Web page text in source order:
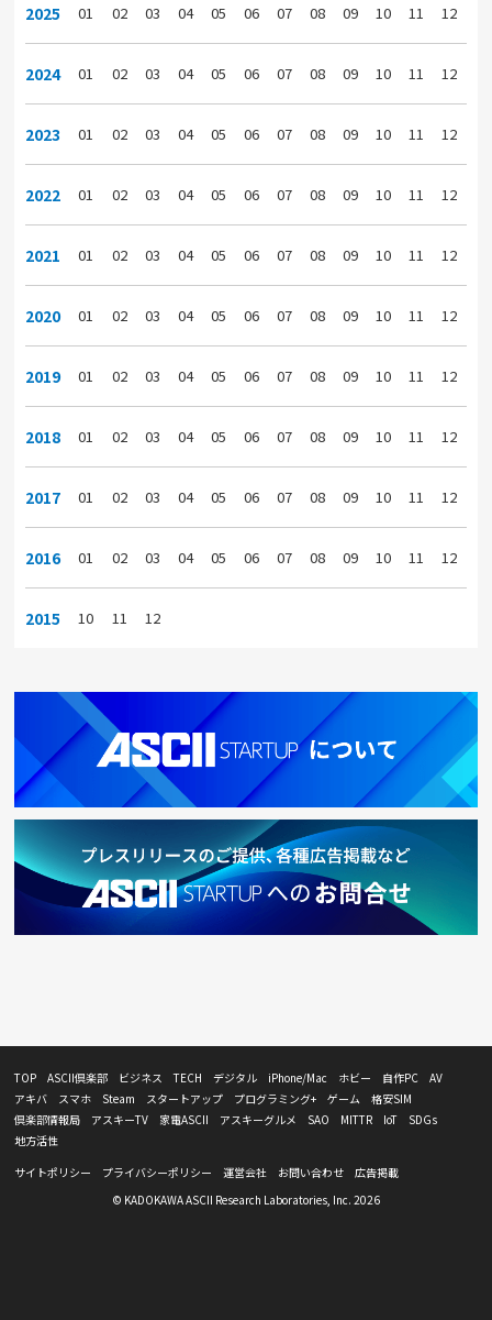
2025 01 02 03 04 05 06 07 08 09 10 11 12
2024 01 02 03 04 05 06 07 08 09 10 11 12
2023 01 02 03 04 05 06 07 08 09 10 11 12
2022 01 02 03 04 05 06 07 08 09 10 11 12
2021 01 02 03 04 05 06 07 08 09 10 11 12
2020 01 02 03 04 05 06 07 08 09 10 11 12
2019 01 02 03 04 05 06 07 08 09 10 11 12
2018 01 02 03 04 05 06 07 08 09 10 11 12
2017 01 02 03 04 05 06 07 08 09 10 11 12
2016 01 02 03 04 05 06 07 08 09 10 11 12
2015 10 11 12
TOP ASCII倶楽部 ビジネス TECH デジタル iPhone/Mac ホビー 自作PC
AV
アキバ
スマホ Steam スタートアップ プログラミング+ ゲーム
格安SIM
倶楽部情報局
アスキーTV 家電ASCII アスキーグルメ SAO MITTR IoT
SDGs
地方活性
サイトポリシー
プライバシーポリシー 運営会社 お問い合わせ
広告掲載
© KADOKAWA ASCII Research Laboratories, Inc. 2026